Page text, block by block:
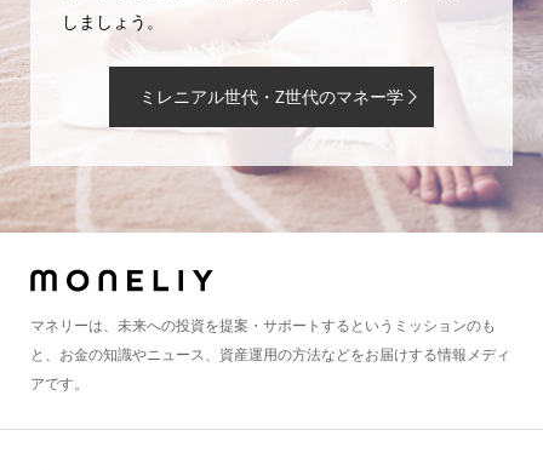
しましょう。
ミレニアル世代・Z世代のマネー学
マネリーは、未来への投資を提案・サポートするというミッションのも
と、お金の知識やニュース、資産運用の方法などをお届けする情報メディ
アです。